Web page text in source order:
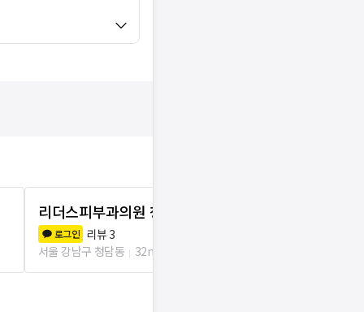
리더스피부과의원 청담점
로그인 리뷰 3
서울 강남구 청담동
32m